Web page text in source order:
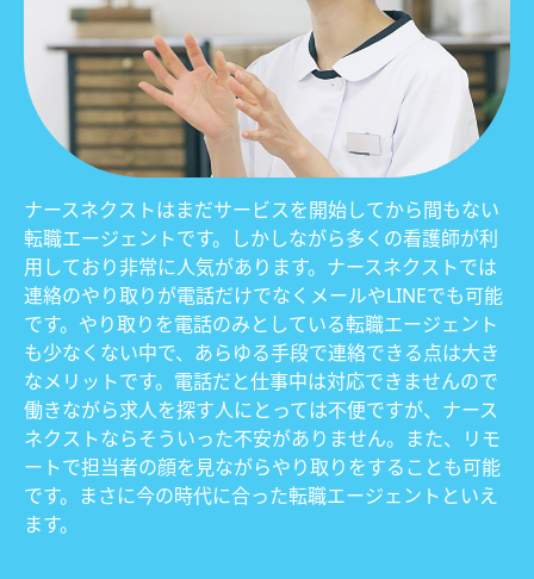
ナースネクストはまだサービスを開始してから間もない
転職エージェントです。しかしながら多くの看護師が利
用しており非常に人気があります。ナースネクストでは
連絡のやり取りが電話だけでなくメールやLINEでも可能
です。やり取りを電話のみとしている転職エージェント
も少なくない中で、あらゆる手段で連絡できる点は大き
なメリットです。電話だと仕事中は対応できませんので
働きながら求人を探す人にとっては不便ですが、ナース
ネクストならそういった不安がありません。また、リモ
ートで担当者の顔を見ながらやり取りをすることも可能
です。まさに今の時代に合った転職エージェントといえ
ます。